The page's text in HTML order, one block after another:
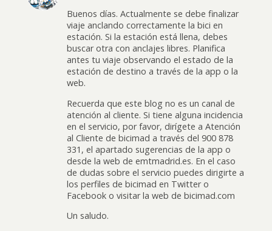
Buenos días. Actualmente se debe finalizar
viaje anclando correctamente la bici en
estación. Si la estación está llena, debes
buscar otra con anclajes libres. Planifica
antes tu viaje observando el estado de la
estación de destino a través de la app o la
web.
Recuerda que este blog no es un canal de
atención al cliente. Si tiene alguna incidencia
en el servicio, por favor, dirígete a Atención
al Cliente de bicimad a través del 900 878
331, el apartado sugerencias de la app o
desde la web de emtmadrid.es. En el caso
de dudas sobre el servicio puedes dirigirte a
los perfiles de bicimad en Twitter o
Facebook o visitar la web de bicimad.com
Un saludo.